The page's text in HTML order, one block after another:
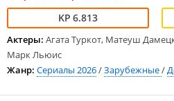
6.813
Актеры: Агата Туркот, Матеуш
Марк Льюис
Жанр: Сериалы 2026/Зарубежные/